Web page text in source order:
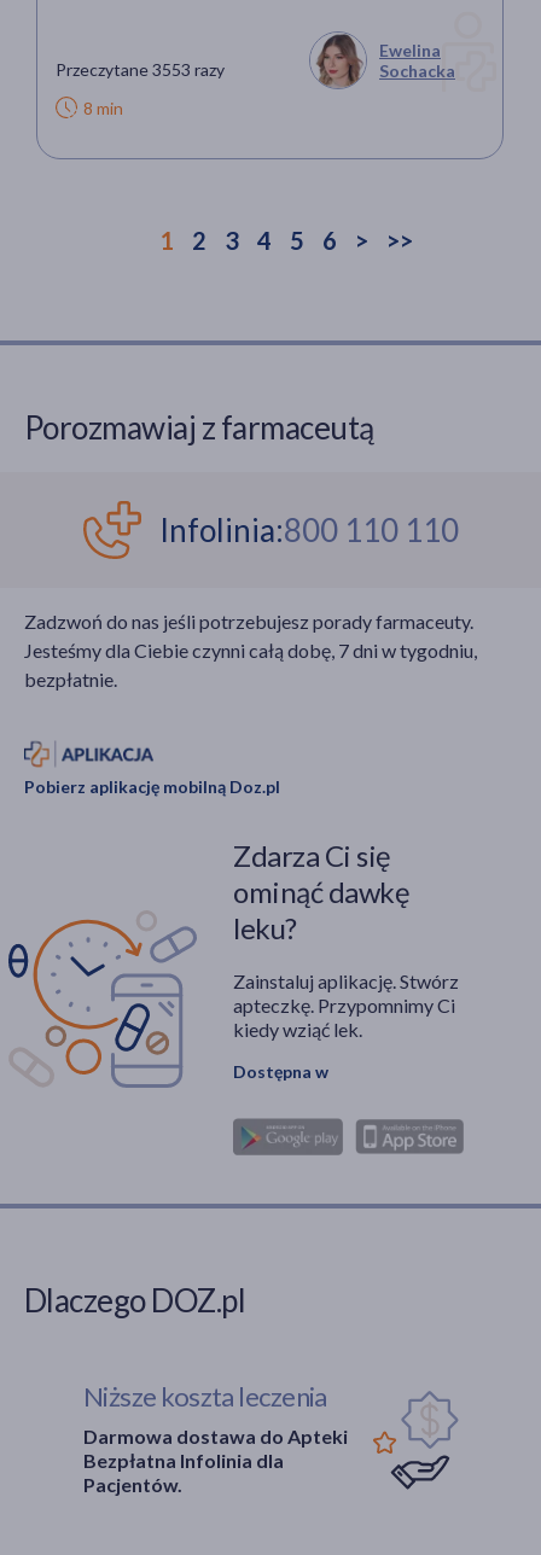
Przeczytane 3553 razy
8 min
Ewelina
Sochacka
1 2 3 4 5 6 > >>
Porozmawiaj z farmaceutą
Infolinia:800 110 110
Zadzwoń do nas jeśli potrzebujesz porady farmaceuty.
Jesteśmy dla Ciebie czynni całą dobę, 7 dni w tygodniu,
bezpłatnie.
Pobierz aplikację mobilną Doz.pl
Zdarza Ci się
ominąć dawkę
leku?
Zainstaluj aplikację. Stwórz
apteczkę. Przypomnimy Ci
kiedy wziąć lek.
Dostępna w
Dlaczego DOZ.pl
Niższe koszta leczenia
Darmowa dostawa do Apteki
Bezpłatna Infolinia dla
Pacjentów.